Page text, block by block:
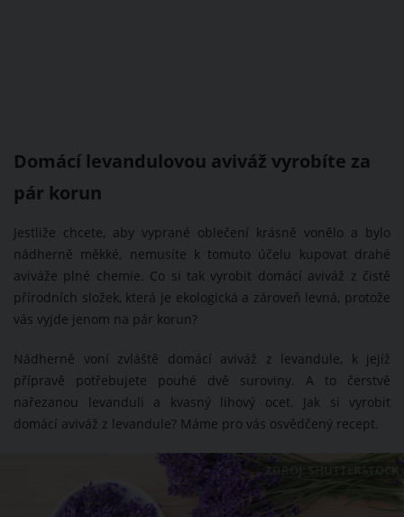
Domácí levandulovou aviváž vyrobíte za
pár korun
Jestliže chcete, aby vyprané oblečení krásně vonělo a bylo
nádherně měkké, nemusíte k tomuto účelu kupovat drahé
aviváže plné chemie. Co si tak vyrobit domácí aviváž z čistě
přírodních složek, která je ekologická a zároveň levná, protože
vás vyjde jenom na pár korun?
Nádherně voní zvláště domácí aviváž z levandule, k jejíž
přípravě potřebujete pouhé dvě suroviny. A to čerstvě
nařezanou levanduli a kvasný lihový ocet. Jak si vyrobit
domácí aviváž z levandule? Máme pro vás osvědčený recept.
ZDROJ: SHUTTERSTOCK